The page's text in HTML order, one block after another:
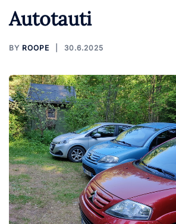
Autotauti
BY ROOPE 30.6.2025